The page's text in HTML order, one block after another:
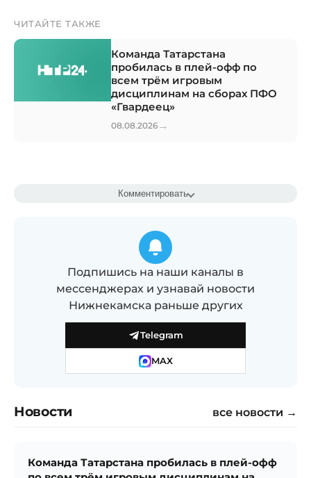
ЧИТАЙТЕ ТАКЖЕ
Команда Татарстана
пробилась в плей-офф по
всем трём игровым
дисциплинам на сборах ПФО
«Гвардеец»
08.08.2026 →
Комментировать
Подпишись на наши каналы в
мессенджерах и узнавай новости
Нижнекамска раньше других
Telegram
MAX
Новости все новости →
Команда Татарстана пробилась в плей-офф